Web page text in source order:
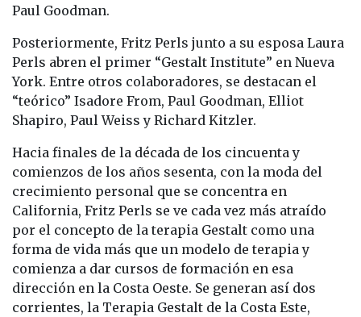
Paul Goodman.
Posteriormente, Fritz Perls junto a su esposa Laura
Perls abren el primer “Gestalt Institute” en Nueva
York. Entre otros colaboradores, se destacan el
“teórico” Isadore From, Paul Goodman, Elliot
Shapiro, Paul Weiss y Richard Kitzler.
Hacia finales de la década de los cincuenta y
comienzos de los años sesenta, con la moda del
crecimiento personal que se concentra en
California, Fritz Perls se ve cada vez más atraído
por el concepto de la terapia Gestalt como una
forma de vida más que un modelo de terapia y
comienza a dar cursos de formación en esa
dirección en la Costa Oeste. Se generan así dos
corrientes, la Terapia Gestalt de la Costa Este,